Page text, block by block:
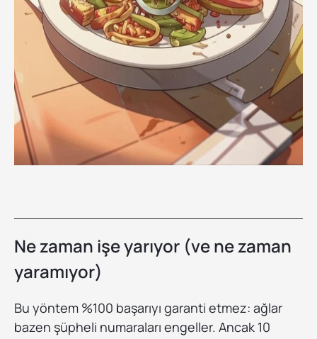
Ne zaman işe yarıyor (ve ne zaman
yaramıyor)
Bu yöntem %100 başarıyı garanti etmez: ağlar
bazen şüpheli numaraları engeller. Ancak 10